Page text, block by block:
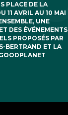
PLACE DE LA
11 AVRIL AU 10 MAI
UNE
DES ÉVÉNEMENTS
PROPOSÉS PAR
BERTRAND ET LA